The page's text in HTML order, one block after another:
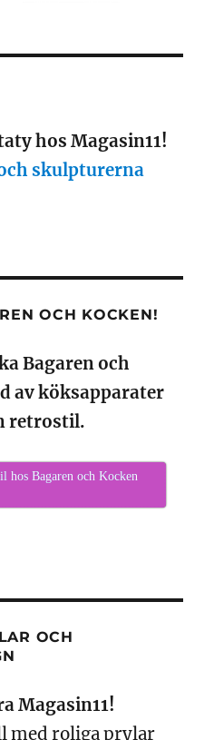
hos Magasin11!
skulpturerna
OCH KOCKEN!
Bagaren och
av köksapparater
retrostil.
hos Bagaren och Kocken
OCH
Magasin11!
med roliga prylar